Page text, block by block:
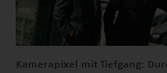
Kamerapixel mit Tiefgang: